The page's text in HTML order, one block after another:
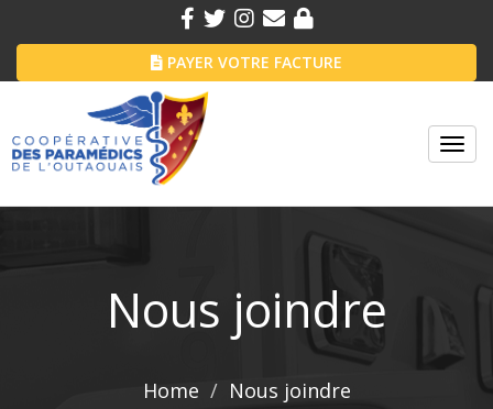
PAYER VOTRE FACTURE
Nous joindre
Home Nous joindre